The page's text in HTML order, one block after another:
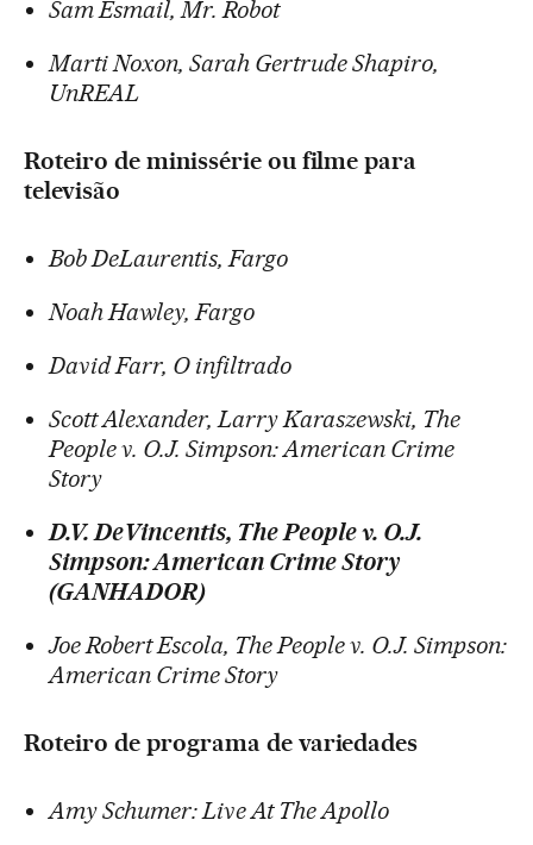
Sam Esmail, Mr. Robot
Marti Noxon, Sarah Gertrude Shapiro,
UnREAL
Roteiro de minissérie ou filme para
televisão
Bob DeLaurentis, Fargo
Noah Hawley, Fargo
David Farr, O infiltrado
Scott Alexander, Larry Karaszewski, The
People v. O.J. Simpson: American Crime
Story
D.V. DeVincentis, The People v. O.J.
Simpson: American Crime Story
(GANHADOR)
Joe Robert Escola, The People v. O.J. Simpson:
American Crime Story
Roteiro de programa de variedades
Amy Schumer: Live At The Apollo